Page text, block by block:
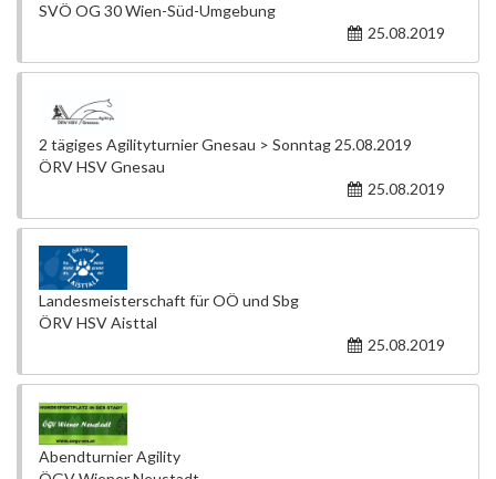
SVÖ OG 30 Wien-Süd-Umgebung
25.08.2019
2 tägiges Agilityturnier Gnesau > Sonntag 25.08.2019
ÖRV HSV Gnesau
25.08.2019
Landesmeisterschaft für OÖ und Sbg
ÖRV HSV Aisttal
25.08.2019
Abendturnier Agility